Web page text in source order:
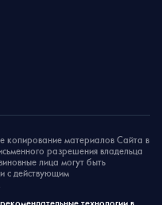
копирование материалов Сайта в
разрешения владельца
лица могут быть
с действующим